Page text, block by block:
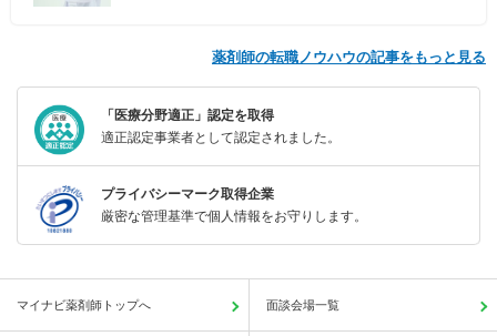
薬剤師の転職ノウハウの記事をもっと見る
「医療分野適正」認定を取得
適正認定事業者として認定されました。
プライバシーマーク取得企業
厳密な管理基準で個人情報をお守りします。
マイナビ薬剤師トップへ 面談会場一覧